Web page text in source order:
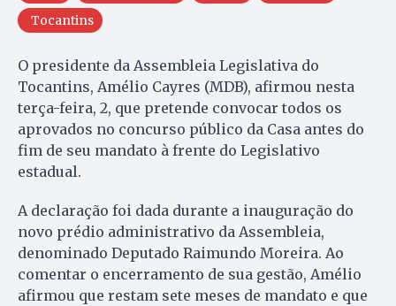
Tocantins
O presidente da Assembleia Legislativa do
Tocantins, Amélio Cayres (MDB), afirmou nesta
terça-feira, 2, que pretende convocar todos os
aprovados no concurso público da Casa antes do
fim de seu mandato à frente do Legislativo
estadual.
A declaração foi dada durante a inauguração do
novo prédio administrativo da Assembleia,
denominado Deputado Raimundo Moreira. Ao
comentar o encerramento de sua gestão, Amélio
afirmou que restam sete meses de mandato e que